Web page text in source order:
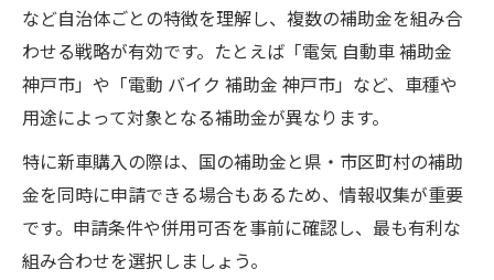
など自治体ごとの特徴を理解し、複数の補助金を組み合
わせる戦略が有効です。たとえば「電気 自動車 補助金
神戸市」や「電動 バイク 補助金 神戸市」など、車種や
用途によって対象となる補助金が異なります。
特に新車購入の際は、国の補助金と県・市区町村の補助
金を同時に申請できる場合もあるため、情報収集が重要
です。申請条件や併用可否を事前に確認し、最も有利な
組み合わせを選択しましょう。